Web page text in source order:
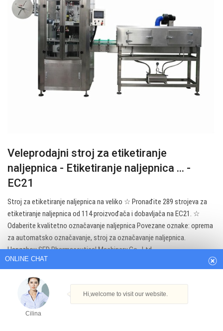
Veleprodajni stroj za etiketiranje
naljepnica - Etiketiranje naljepnica ... -
EC21
Stroj za etiketiranje naljepnica na veliko ☆ Pronađite 289 strojeva za
etiketiranje naljepnica od 114 proizvođača i dobavljača na EC21. ☆
Odaberite kvalitetno označavanje naljepnica Povezane oznake: oprema
za automatsko označavanje, stroj za označavanje naljepnica.
Hangzhou SED Pharmaceutical Machinery Co., Ltd.
Get Best Quote
ONLINE CHAT
Hi,welcome to visit our website.
Cilina